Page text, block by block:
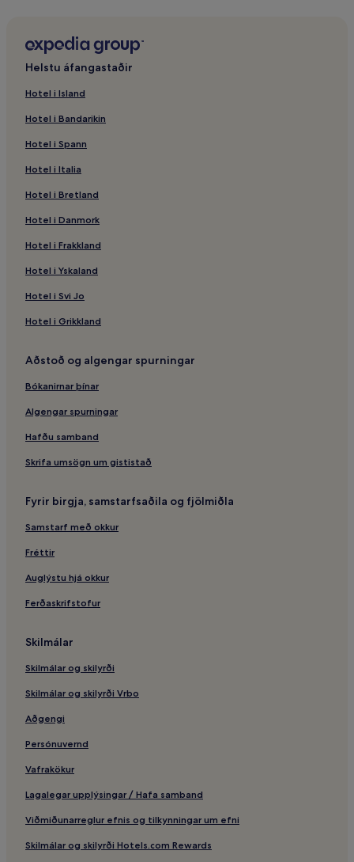
Helstu áfangastaðir
Hotel i Island
Hotel i Bandarikin
Hotel i Spann
Hotel i Italia
Hotel i Bretland
Hotel i Danmork
Hotel i Frakkland
Hotel i Yskaland
Hotel i Svi Jo
Hotel i Grikkland
Aðstoð og algengar spurningar
Bókanirnar þínar
Algengar spurningar
Hafðu samband
Skrifa umsögn um gististað
Fyrir birgja, samstarfsaðila og fjölmiðla
Samstarf með okkur
Fréttir
Auglýstu hjá okkur
Ferðaskrifstofur
Skilmálar
Skilmálar og skilyrði
Skilmálar og skilyrði Vrbo
Aðgengi
Persónuvernd
Vafrakökur
Lagalegar upplýsingar / Hafa samband
Viðmiðunarreglur efnis og tilkynningar um efni
Skilmálar og skilyrði Hotels.com Rewards